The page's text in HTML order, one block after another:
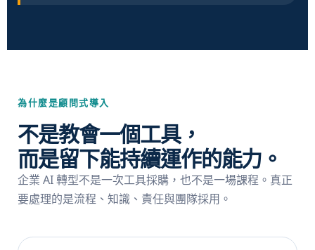
為什麼是顧問式導入
不是教會一個工具，
而是留下能持續運作的能力。
企業 AI 轉型不是一次工具採購，也不是一場課程。真正
要處理的是流程、知識、責任與團隊採用。